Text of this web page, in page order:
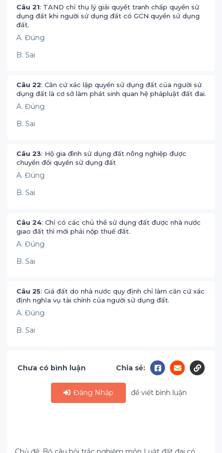
Câu 21: TAND chỉ thụ lý giải quyết tranh chấp quyền sử
dụng đất khi người sử dụng đất có GCN quyền sử dụng
đất.
A. Đúng
B. Sai
Câu 22: Căn cứ xác lập quyền sử dụng đất của người sử
dụng đất là cơ sở làm phát sinh quan hệ phápluật đất đai.
A. Đúng
B. Sai
Câu 23: Hộ gia đình sử dụng đất nông nghiệp được
chuyển đổi quyền sử dụng đất
A. Đúng
B. Sai
Câu 24: Chỉ có các chủ thể sử dụng đất được nhà nước
giao đất thì mới phải nộp thuế đất.
A. Đúng
B. Sai
Câu 25: Giá đất do nhà nước quy định chỉ làm căn cứ xác
định nghĩa vụ tài chính của người sử dụng đất.
A. Đúng
B. Sai
Chưa có bình luận Chia sẻ:
Đăng Nhập để viết bình luận